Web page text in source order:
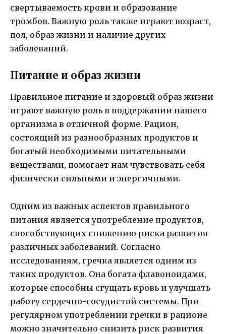
свертываемость крови и образование
тромбов. Важную роль также играют возраст,
пол, образ жизни и наличие других
заболеваний.
Питание и образ жизни
Правильное питание и здоровый образ жизни
играют важную роль в поддержании нашего
организма в отличной форме. Рацион,
состоящий из разнообразных продуктов и
богатый необходимыми питательными
веществами, помогает нам чувствовать себя
физически сильными и энергичными.
Одним из важных аспектов правильного
питания является употребление продуктов,
способствующих снижению риска развития
различных заболеваний. Согласно
исследованиям, гречка является одним из
таких продуктов. Она богата флавоноидами,
которые способны сгущать кровь и улучшать
работу сердечно-сосудистой системы. При
регулярном употреблении гречки в рационе
можно значительно снизить риск развития